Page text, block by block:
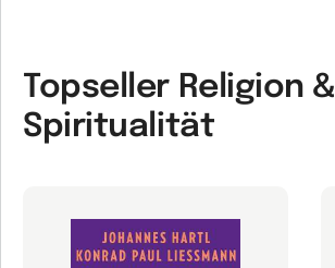
Topseller Religion &
Spiritualität